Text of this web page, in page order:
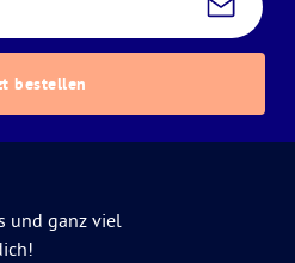
bestellen
und ganz viel